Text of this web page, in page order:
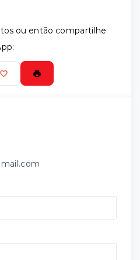
ou então compartilhe